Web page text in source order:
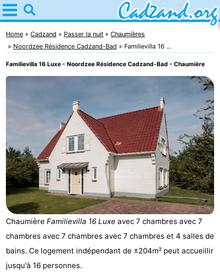
Home
Cadzand
Astuces
Avec
les
Passer
nuit
Campings
Chaumières
-
Bad
Meersee
-
Beach
Resort
De
-
Home Cadzand Passer la nuit
Chaumières
Noordzee Résidence Cadzand-Bad
Familievilla 16 ...
Familievilla 16 Luxe - Noordzee Résidence Cadzand-Bad - Chaumière
Chaumière Familievilla 16 Luxe avec 7 chambres avec 7
chambres avec 7 chambres avec 7 chambres et 4 salles de
bains. Ce logement indépendant de ±204m² peut accueillir
jusqu'à 16 personnes.